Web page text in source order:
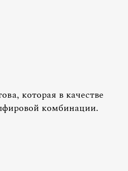
которая в качестве
комбинации.